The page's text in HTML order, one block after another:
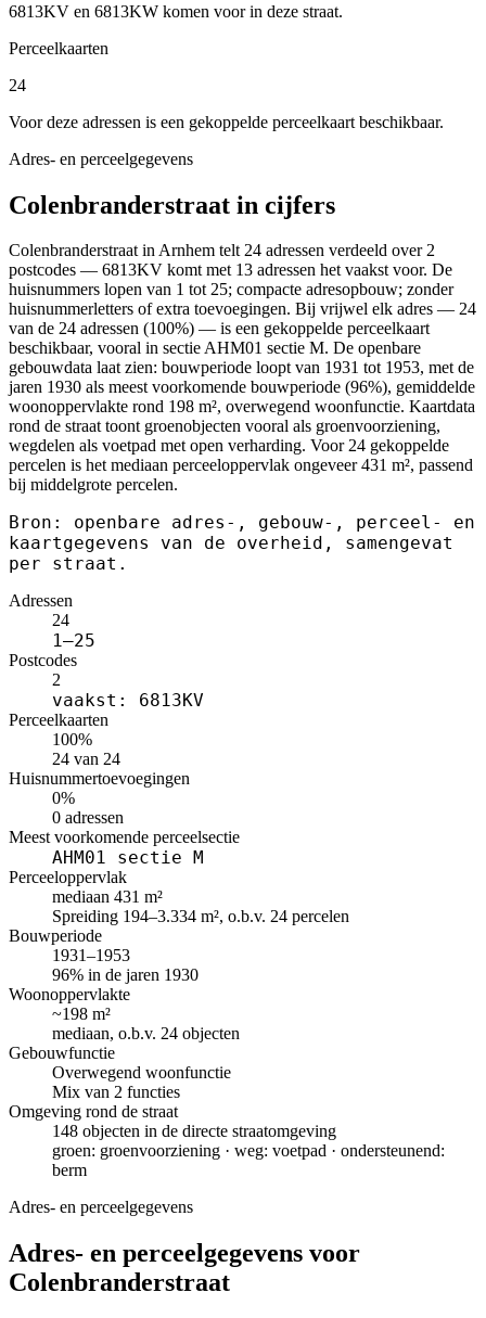
6813KV en 6813KW komen voor in deze straat.
Perceelkaarten
24
Voor deze adressen is een gekoppelde perceelkaart beschikbaar.
Adres- en perceelgegevens
Colenbranderstraat in cijfers
Colenbranderstraat in Arnhem telt 24 adressen verdeeld over 2
postcodes — 6813KV komt met 13 adressen het vaakst voor. De
huisnummers lopen van 1 tot 25; compacte adresopbouw; zonder
huisnummerletters of extra toevoegingen. Bij vrijwel elk adres — 24
van de 24 adressen (100%) — is een gekoppelde perceelkaart
beschikbaar, vooral in sectie AHM01 sectie M. De openbare
gebouwdata laat zien: bouwperiode loopt van 1931 tot 1953, met de
jaren 1930 als meest voorkomende bouwperiode (96%), gemiddelde
woonoppervlakte rond 198 m², overwegend woonfunctie. Kaartdata
rond de straat toont groenobjecten vooral als groenvoorziening,
wegdelen als voetpad met open verharding. Voor 24 gekoppelde
percelen is het mediaan perceeloppervlak ongeveer 431 m², passend
bij middelgrote percelen.
Bron: openbare adres-, gebouw-, perceel- en
kaartgegevens van de overheid, samengevat
per straat.
Adressen
24
1–25
Postcodes
2
vaakst: 6813KV
Perceelkaarten
100%
24 van 24
Huisnummertoevoegingen
0%
0 adressen
Meest voorkomende perceelsectie
AHM01 sectie M
Perceeloppervlak
mediaan 431 m²
Spreiding 194–3.334 m², o.b.v. 24 percelen
Bouwperiode
1931–1953
96% in de jaren 1930
Woonoppervlakte
~198 m²
mediaan, o.b.v. 24 objecten
Gebouwfunctie
Overwegend woonfunctie
Mix van 2 functies
Omgeving rond de straat
148 objecten in de directe straatomgeving
groen: groenvoorziening · weg: voetpad · ondersteunend:
berm
Adres- en perceelgegevens
Adres- en perceelgegevens voor
Colenbranderstraat